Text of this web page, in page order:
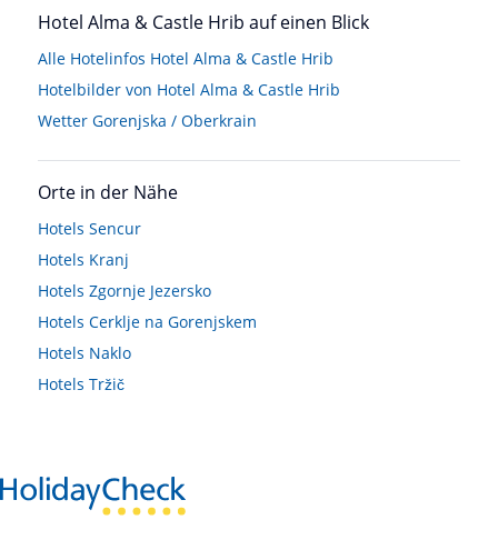
Hotel Alma & Castle Hrib auf einen Blick
Alle Hotelinfos Hotel Alma & Castle Hrib
Hotelbilder von Hotel Alma & Castle Hrib
Wetter Gorenjska / Oberkrain
Orte in der Nähe
Hotels Sencur
Hotels Kranj
Hotels Zgornje Jezersko
Hotels Cerklje na Gorenjskem
Hotels Naklo
Hotels Tržič